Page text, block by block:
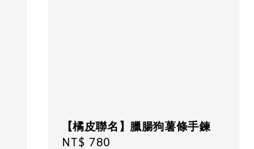
【橘皮聯名】臘腸狗薯條手鍊
Regular
NT$ 780